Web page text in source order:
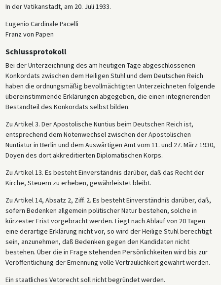
In der Vatikanstadt, am 20. Juli 1933.
Eugenio Cardinale Pacelli
Franz von Papen
Schlussprotokoll
Bei der Unterzeichnung des am heutigen Tage abgeschlossenen
Konkordats zwischen dem Heiligen Stuhl und dem Deutschen Reich
haben die ordnungsmäßig bevollmächtigten Unterzeichneten folgende
übereinstimmende Erklärungen abgegeben, die einen integrierenden
Bestandteil des Konkordats selbst bilden.
Zu Artikel 3. Der Apostolische Nuntius beim Deutschen Reich ist,
entsprechend dem Notenwechsel zwischen der Apostolischen
Nuntiatur in Berlin und dem Auswärtigen Amt vom 11. und 27. März 1930,
Doyen des dort akkreditierten Diplomatischen Korps.
Zu Artikel 13. Es besteht Einverständnis darüber, daß das Recht der
Kirche, Steuern zu erheben, gewährleistet bleibt.
Zu Artikel 14, Absatz 2, Ziff. 2. Es besteht Einverständnis darüber, daß,
sofern Bedenken allgemein politischer Natur bestehen, solche in
kürzester Frist vorgebracht werden. Liegt nach Ablauf von 20 Tagen
eine derartige Erklärung nicht vor, so wird der Heilige Stuhl berechtigt
sein, anzunehmen, daß Bedenken gegen den Kandidaten nicht
bestehen. Über die in Frage stehenden Persönlichkeiten wird bis zur
Veröffentlichung der Ernennung volle Vertraulichkeit gewahrt werden.
Ein staatliches Vetorecht soll nicht begründet werden.